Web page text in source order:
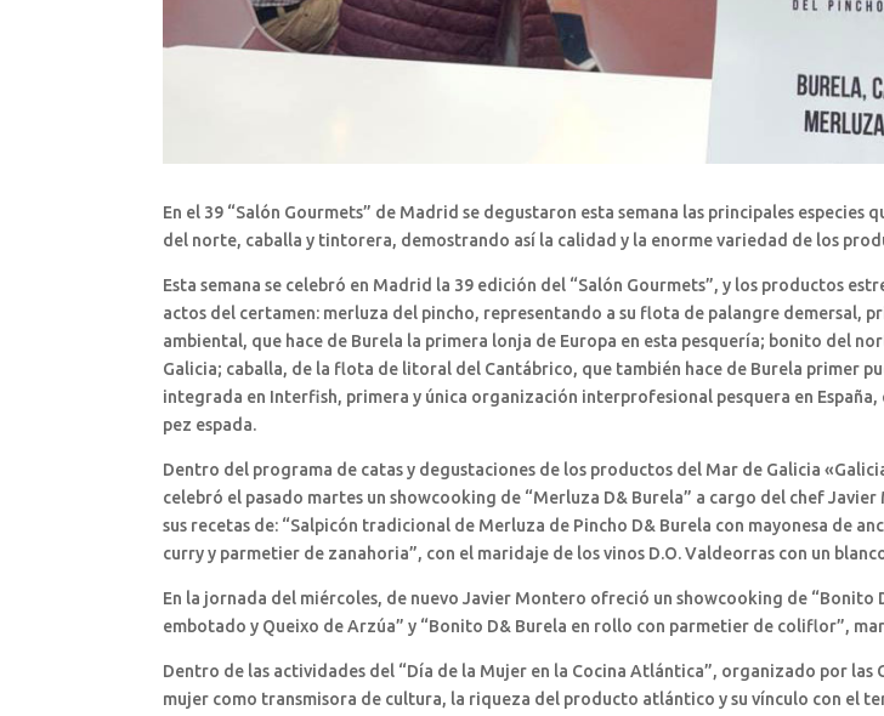
En el 39 “Salón Gourmets” de Madrid se degustaron esta semana las principales
del norte, caballa y tintorera, demostrando así la calidad y la enorme variedad de los
Esta semana se celebró en Madrid la 39 edición del “Salón Gourmets”, y los productos
actos del certamen: merluza del pincho, representando a su flota de palangre demersal,
ambiental, que hace de Burela la primera lonja de Europa en esta pesquería; bonito del
Galicia; caballa, de la flota de litoral del Cantábrico, que también hace de Burela primer
integrada en Interfish, primera y única organización interprofesional pesquera en
pez espada.
Dentro del programa de catas y degustaciones de los productos del Mar de Galicia
celebró el pasado martes un showcooking de “Merluza D& Burela” a cargo del chef
sus recetas de: “Salpicón tradicional de Merluza de Pincho D& Burela con mayonesa de
curry y parmetier de zanahoria”, con el maridaje de los vinos D.O. Valdeorras con un
En la jornada del miércoles, de nuevo Javier Montero ofreció un showcooking de “Bonito
embotado y Queixo de Arzúa” y “Bonito D& Burela en rollo con parmetier de coliflor”,
Dentro de las actividades del “Día de la Mujer en la Cocina Atlántica”, organizado por
mujer como transmisora de cultura, la riqueza del producto atlántico y su vínculo con el